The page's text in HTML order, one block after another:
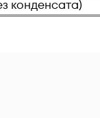
конденсата)